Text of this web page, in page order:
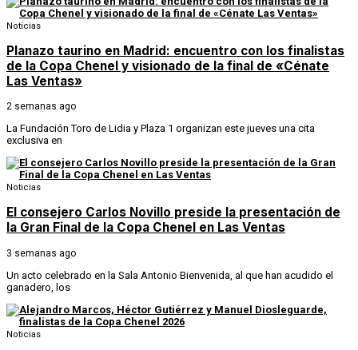
Noticias
Planazo taurino en Madrid: encuentro con los finalistas
de la Copa Chenel y visionado de la final de «Cénate
Las Ventas»
2 semanas ago
La Fundación Toro de Lidia y Plaza 1 organizan este jueves una cita
exclusiva en
Noticias
El consejero Carlos Novillo preside la presentación de
la Gran Final de la Copa Chenel en Las Ventas
3 semanas ago
Un acto celebrado en la Sala Antonio Bienvenida, al que han acudido el
ganadero, los
Noticias